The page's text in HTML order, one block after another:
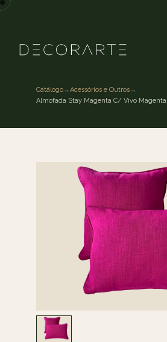
Catálogo→Acessórios e Outros→
Almofada Stay Magenta C/ Vivo Magenta